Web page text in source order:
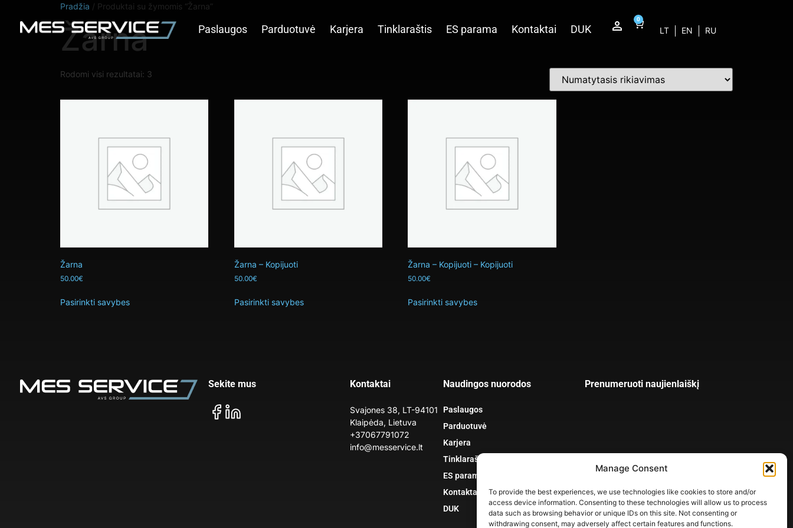
Manage Consent
To provide the best experiences, we use technologies like cookies to store and/or
access device information. Consenting to these technologies will allow us to process
data such as browsing behavior or unique IDs on this site. Not consenting or
withdrawing consent, may adversely affect certain features and functions.
Paslaugos Parduotuvė Karjera Tinklaraštis ES parama Kontaktai DUK
0
LT EN RU
Pradžia / Produktai su žymomis “Žarna”
Žarna
Rodomi visi rezultatai: 3
Žarna
50.00€
Pasirinkti savybes
Žarna – Kopijuoti
50.00€
Pasirinkti savybes
Žarna – Kopijuoti – Kopijuoti
50.00€
Pasirinkti savybes
Sekite mus Kontaktai
Svajones 38, LT-94101
Klaipėda, Lietuva
+37067791072
info@messervice.lt
Naudingos nuorodos
Paslaugos
Parduotuvė
Karjera
Tinklaraštis
ES parama
Kontaktai
DUK
Prenumeruoti naujienlaiškį